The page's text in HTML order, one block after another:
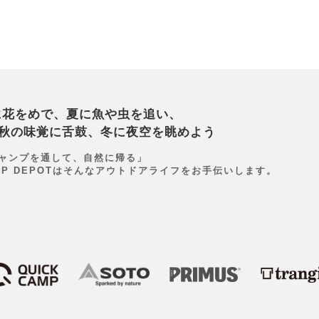
をめで、夏に魚や虫を追い、
の味覚に舌鼓、冬に夜空を眺めよう
ンプを通して、自然に帰る」
DEPOTはそんなアウトドアライフをお手伝いします。